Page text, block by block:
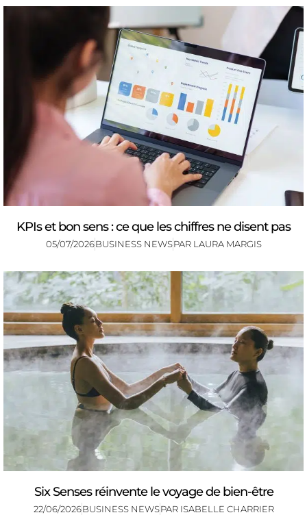
KPIs et bon sens : ce que les chiffres ne disent pas
05/07/2026BUSINESS NEWSPAR LAURA MARGIS
Six Senses réinvente le voyage de bien-être
22/06/2026BUSINESS NEWSPAR ISABELLE CHARRIER